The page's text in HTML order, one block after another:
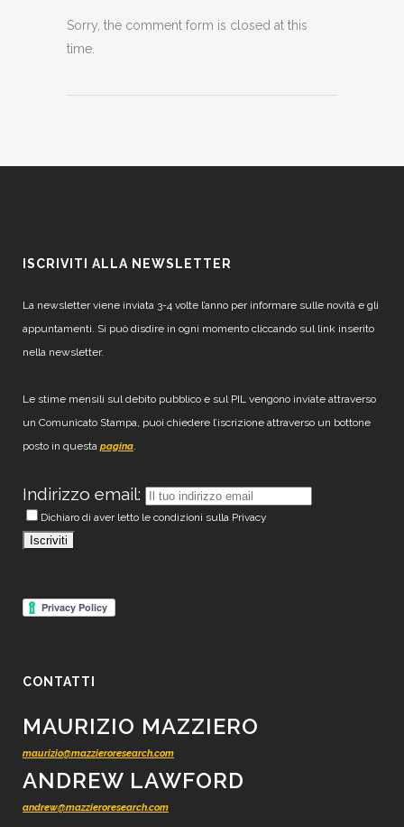
Sorry, the comment form is closed at this
time.
ISCRIVITI ALLA NEWSLETTER
La newsletter viene inviata 3-4 volte l’anno per informare sulle novità e gli
appuntamenti. Si può disdire in ogni momento cliccando sul link inserito
nella newsletter.
Le stime mensili sul debito pubblico e sul PIL vengono inviate attraverso
un Comunicato Stampa, puoi chiedere l’iscrizione attraverso un bottone
posto in questa pagina.
Indirizzo email:
Dichiaro di aver letto le condizioni sulla Privacy
CONTATTI
MAURIZIO MAZZIERO
maurizio@mazzieroresearch.com
ANDREW LAWFORD
andrew@mazzieroresearch.com